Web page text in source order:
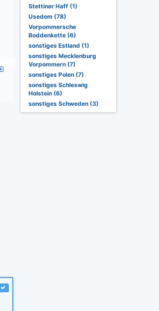
Stettiner Haff (1)
Usedom (78)
Vorpommersche
Boddenkette (6)
sonstiges Estland (1)
sonstiges Mecklenburg
Vorpommern (7)
sonstiges Polen (7)
sonstiges Schleswig
Holstein (6)
sonstiges Schweden (3)